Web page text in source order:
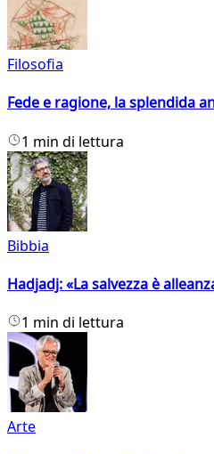
Filosofia
Fede e ragione, la splendida
1 min di lettura
Bibbia
Hadjadj: «La salvezza è
1 min di lettura
Arte